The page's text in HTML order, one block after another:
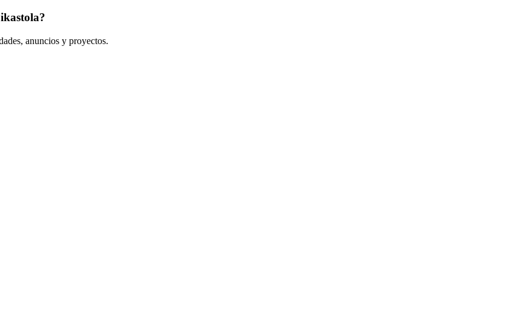
anuncios y proyectos.